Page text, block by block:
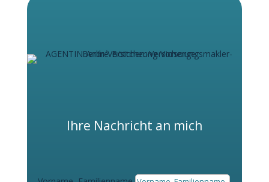
Ihre Nachricht an mich